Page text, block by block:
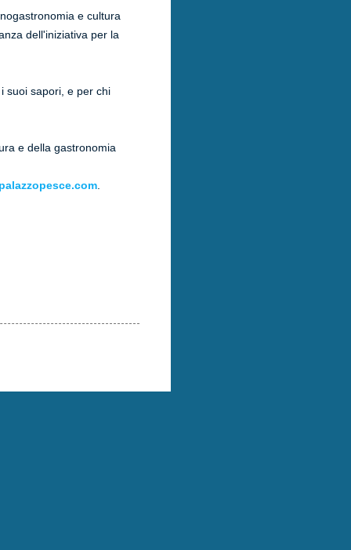
e cultura
dell'iniziativa per la
suoi sapori, e per chi
e della gastronomia
.